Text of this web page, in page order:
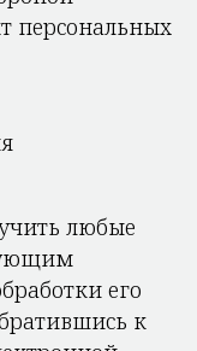
персональных
любые
его
к